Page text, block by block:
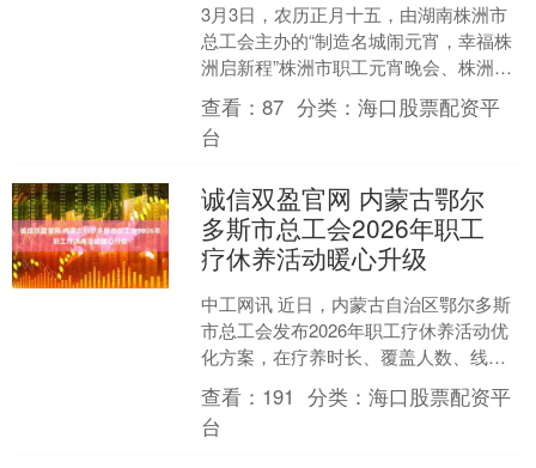
3月3日，农历正月十五，由湖南株洲市
总工会主办的“制造名城闹元宵，幸福株
洲启新程”株洲市职工元宵晚会、株洲市
职工元宵游园会举行。来自全市各条战
线的劳模工匠、职工....
查看：87 分类：海口股票配资平
台
诚信双盈官网 内蒙古鄂尔
多斯市总工会2026年职工
疗休养活动暖心升级
中工网讯 近日，内蒙古自治区鄂尔多斯
市总工会发布2026年职工疗休养活动优
化方案，在疗养时长、覆盖人数、线路
品质三方面进行升级调整。 此次优化将
疗休养时长由去年....
查看： 191 分类：海口股票配资平
台